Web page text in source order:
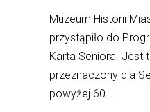
Muzeum Historii
przystąpiło do
Karta Seniora. Jest
przeznaczony dla
powyżej 60....